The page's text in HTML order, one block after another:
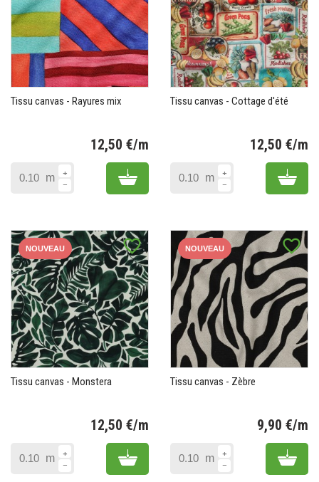
Tissu canvas - Rayures mix
12,50 €/m
m Add to cart
Tissu canvas - Cottage d'été
12,50 €/m
m Add
favorite_border
NOUVEAU
Tissu canvas - Monstera
12,50 €/m
m Add to cart
favorite_border
NOUVEAU
Tissu canvas - Zèbre
9,90 €/m
m Add